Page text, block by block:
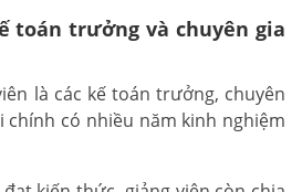
toán trưởng và chuyên gia
là các kế toán trưởng, chuyên
chính có nhiều năm kinh nghiệm